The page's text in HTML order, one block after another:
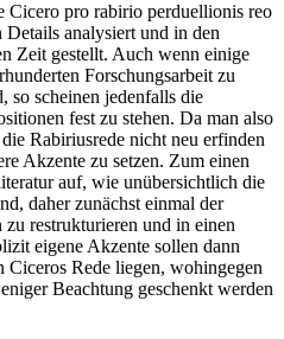
Cicero pro rabirio perduellionis reo
analysiert und in den
Zeit gestellt. Auch wenn einige
Forschungsarbeit zu
so scheinen jedenfalls die
fest zu stehen. Da man also
Rabiriusrede nicht neu erfinden
Akzente zu setzen. Zum einen
auf, wie unübersichtlich die
daher zunächst einmal der
zu restrukturieren und in einen
eigene Akzente sollen dann
Ciceros Rede liegen, wohingegen
Beachtung geschenkt werden